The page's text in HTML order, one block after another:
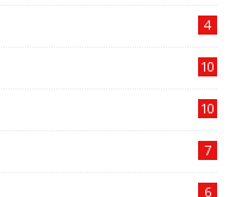
4
10
10
7
6